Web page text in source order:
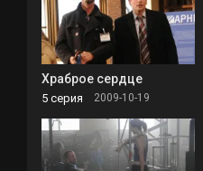
Храброе сердце
5 серия 2009-10-19